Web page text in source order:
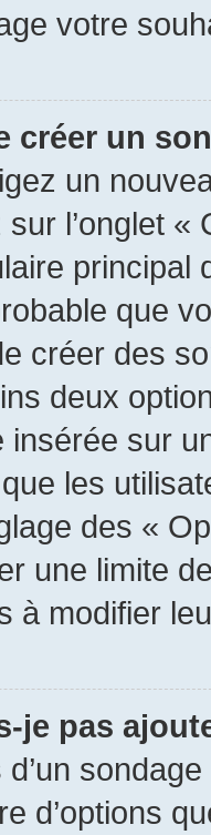
votre
créer un
un
sur l’onglet
principal
que
créer des
deux
insérée sur
les
des «
une limite
à modifier
je pas
d’un
d’options